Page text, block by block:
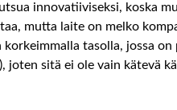
innovatiiviseksi, koska
mutta laite on melko
tasolla, jossa
sitä ei ole vain kätevä